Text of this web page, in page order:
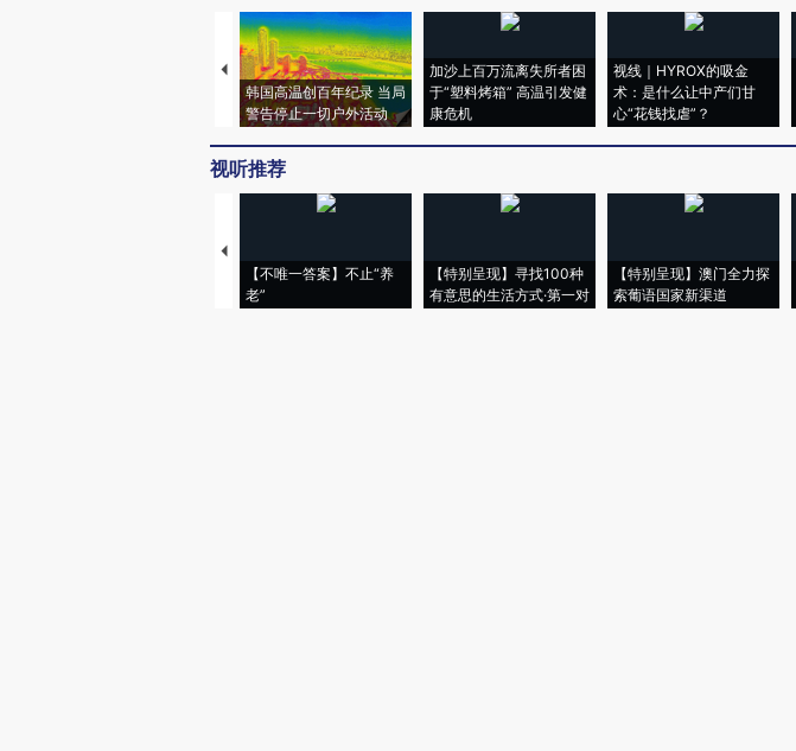
韩国高温创百年纪录 当局
警告停止一切户外活动
加沙上百万流离失所者困
于“塑料烤箱” 高温引发健
康危机
视线｜HYROX的吸金
术：是什么让中产们甘
心“花钱找虐”？
视听推荐
【不唯一答案】不止“养
老”
【特别呈现】寻找100种
有意思的生活方式·第一对
【特别呈现】澳门全力探
索葡语国家新渠道